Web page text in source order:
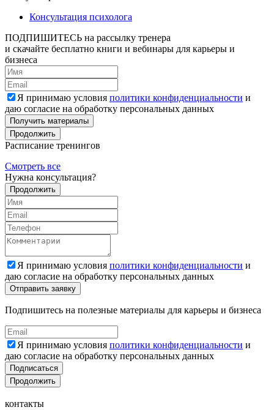
Консультация психолога
ПОДПИШИТЕСЬ на рассылку тренера
и скачайте бесплатно книги и вебинары для карьеры и
бизнеса
Я принимаю условия политики конфиденциальности и
даю согласие на обработку персональных данных
Получить материалы
Продолжить
Расписание тренингов
Смотреть все
Нужна консультация?
Продолжить
Я принимаю условия политики конфиденциальности и
даю согласие на обработку персональных данных
Подпишитесь на полезные материалы для карьеры и бизнеса
Я принимаю условия политики конфиденциальности и
даю согласие на обработку персональных данных
Подписаться
Продолжить
контакты